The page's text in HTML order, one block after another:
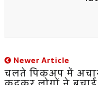
Newer Article
चलते पिकअप में